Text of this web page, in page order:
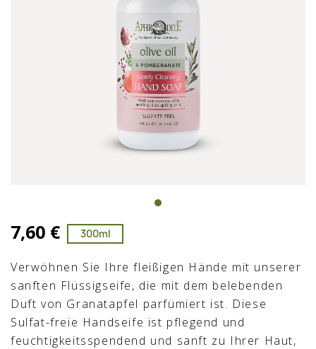
7,60 € 300ml
Verwöhnen Sie Ihre fleißigen Hände mit unserer
sanften Flüssigseife, die mit dem belebenden
Duft von Granatapfel parfümiert ist. Diese
Sulfat-freie Handseife ist pflegend und
feuchtigkeitsspendend und sanft zu Ihrer Haut,